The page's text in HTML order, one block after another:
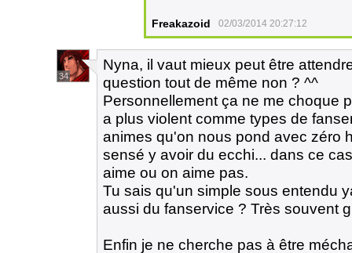
Freakazoid 02/03/2014 20:27:12
34
Nyna, il vaut mieux peut être
question tout de même non ? ^^
Personnellement ça ne me choque
a plus violent comme types de
animes qu'on nous pond avec zéro
sensé y avoir du ecchi... dans ce
aime ou on aime pas.
Tu sais qu'un simple sous entendu
aussi du fanservice ? Très souvent
Enfin je ne cherche pas à être